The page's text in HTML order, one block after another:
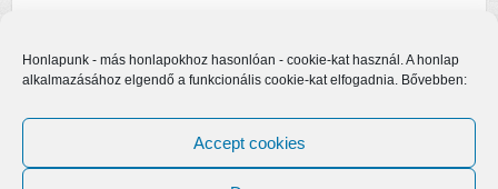
Honlapunk - más honlapokhoz hasonlóan - cookie-kat használ. A honlap
alkalmazásához elgendő a funkcionális cookie-kat elfogadnia. Bővebben:
Accept cookies